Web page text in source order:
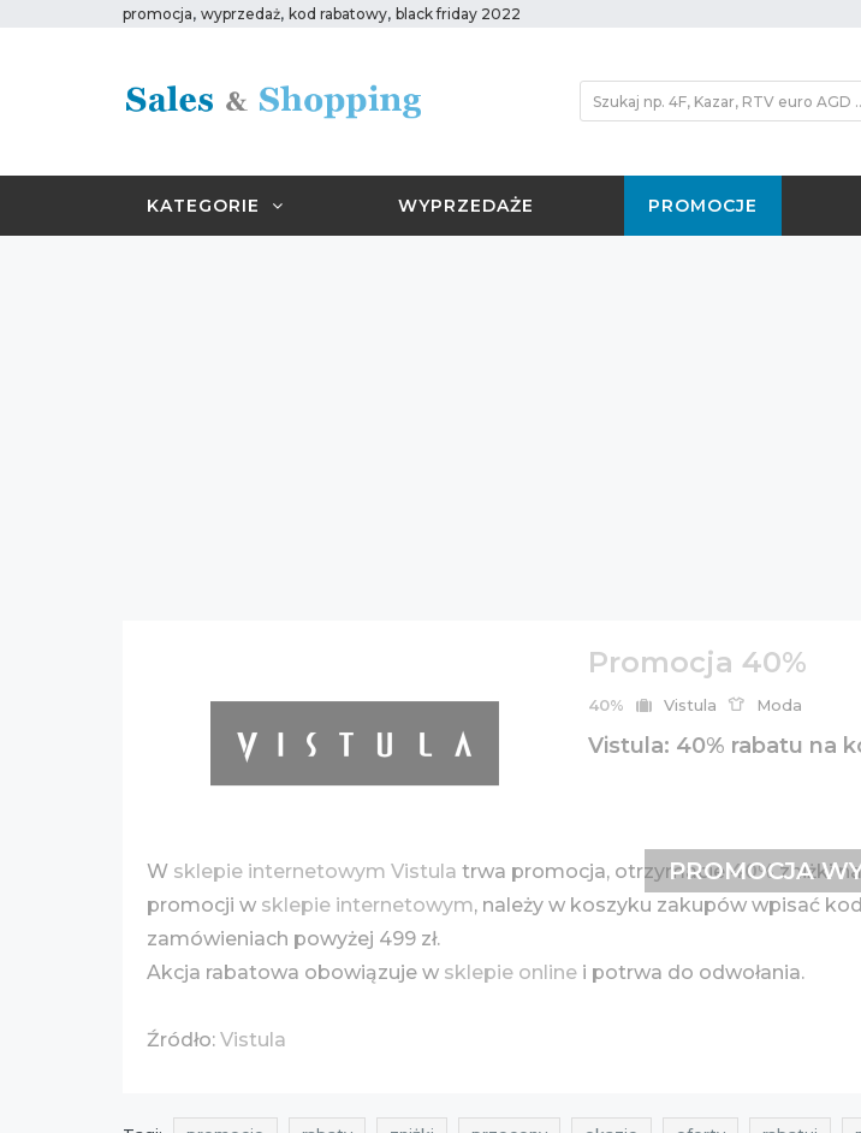
promocja, wyprzedaż, kod rabatowy, black friday 2022
KATEGORIE WYPRZEDAŻE PROMOCJE
Promocja 40%
40% Vistula Moda
Vistula: 40% rabatu na
W sklepie internetowym Vistula trwa promocja, otrzymacie40%zniżki
promocji w sklepie internetowym, należy w koszyku zakupów wpisać
zamówieniach powyżej 499 zł.
Akcja rabatowa obowiązuje w sklepie online i potrwa do odwołania.
Źródło: Vistula
PROMOCJA